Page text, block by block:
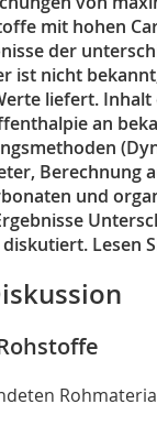
mit hohen
der
ist nicht
liefert.
an
Berechnung
und
Lesen